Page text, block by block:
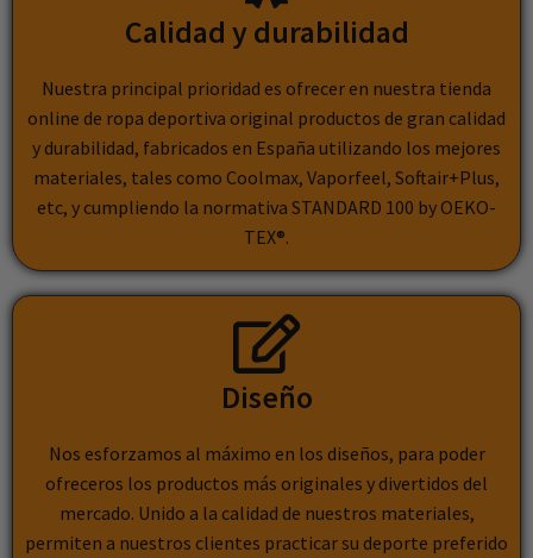
Calidad y durabilidad
Nuestra principal prioridad es ofrecer en nuestra tienda
online de ropa deportiva original productos de gran calidad
y durabilidad, fabricados en España utilizando los mejores
materiales, tales como Coolmax, Vaporfeel, Softair+Plus,
etc, y cumpliendo la normativa STANDARD 100 by OEKO-
TEX®.
Diseño
Nos esforzamos al máximo en los diseños, para poder
ofreceros los productos más originales y divertidos del
mercado. Unido a la calidad de nuestros materiales,
permiten a nuestros clientes practicar su deporte preferido